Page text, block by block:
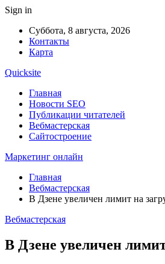
Sign in
Суббота, 8 августа, 2026
Контакты
Карта
Quicksite
Главная
Новости SEO
Публикации читателей
Вебмастерская
Сайтостроение
Маркетинг онлайн
Главная
Вебмастерская
В Дзене увеличен лимит на
Вебмастерская
В Дзене увеличен